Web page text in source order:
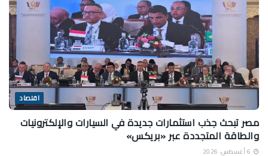
اقتصاد
مصر تبحث جذب استثمارات جديدة في السيارات والإلكترونيات
والطاقة المتجددة عبر «بريكس»